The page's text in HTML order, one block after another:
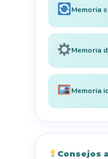
Memoria
Memoria
Memoria
Consejos